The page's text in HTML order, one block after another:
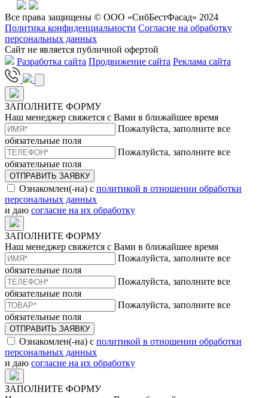
Все права защищены © ООО «СибБестФасад» 2024
Политика конфиденциальности Согласие на обработку
персональных данных
Сайт не является публичной офертой
Разработка сайта Продвижение сайта Реклама сайта
ЗАПОЛНИТЕ ФОРМУ
Наш менеджер свяжется с Вами в ближайшее время
Пожалуйста, заполните все
обязательные поля
Пожалуйста, заполните все
обязательные поля
ОТПРАВИТЬ ЗАЯВКУ
Ознакомлен(-на) с политикой в отношении обработки
персональных данных
и даю согласие на их обработку
ЗАПОЛНИТЕ ФОРМУ
Наш менеджер свяжется с Вами в ближайшее время
Пожалуйста, заполните все
обязательные поля
Пожалуйста, заполните все
обязательные поля
Пожалуйста, заполните все
обязательные поля
ОТПРАВИТЬ ЗАЯВКУ
Ознакомлен(-на) с политикой в отношении обработки
персональных данных
и даю согласие на их обработку
ЗАПОЛНИТЕ ФОРМУ